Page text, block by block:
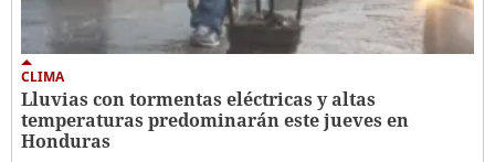
CLIMA
Lluvias con tormentas eléctricas y altas
temperaturas predominarán este jueves en
Honduras